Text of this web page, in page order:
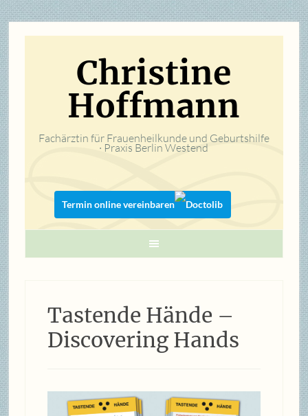
Christine
Hoffmann
Fachärztin für Frauenheilkunde und Geburtshilfe
· Praxis Berlin Westend
Termin online vereinbaren
Tastende Hände –
Discovering Hands